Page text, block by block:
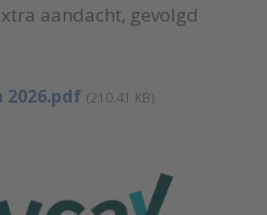
aandacht, gevolgd
(210.41 KB)